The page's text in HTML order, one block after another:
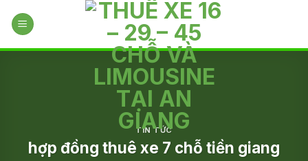
TIN TỨC
hợp đồng thuê xe 7 chỗ tiền giang